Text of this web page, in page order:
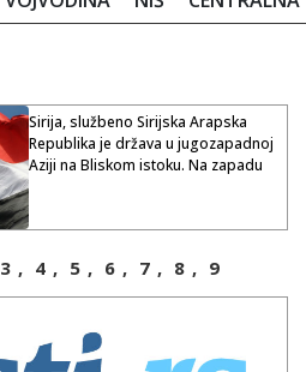
Sirija, službeno Sirijska Arapska
Republika je država u jugozapadnoj
Aziji na Bliskom istoku. Na zapadu
sjeveru s Turskom, na istoku s
jugozapadu s Izraelom te na
zapadu s Libanonom.
Zemlja se sastoji od nekoliko
regija: uske obalne nizine,
3 , 4 , 5 , 6 , 7 , 8 , 9